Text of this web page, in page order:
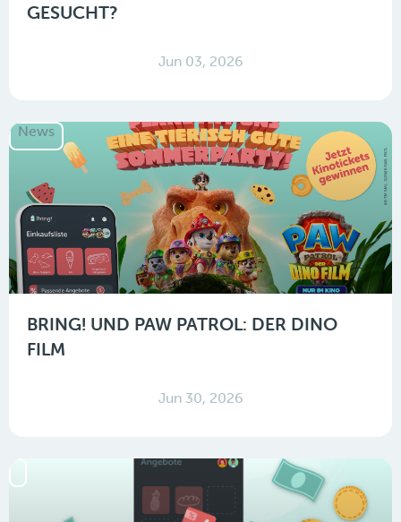
GESUCHT?
Jun 03, 2026
News
BRING! UND PAW PATROL: DER DINO
FILM
Jun 30, 2026